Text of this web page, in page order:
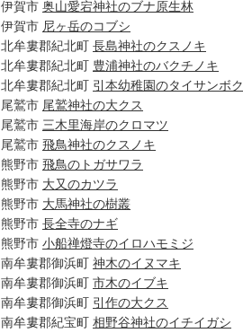
伊賀市 奥山愛宕神社のブナ原生林
伊賀市 尼ヶ岳のコブシ
北牟婁郡紀北町 長島神社のクスノキ
北牟婁郡紀北町 豊浦神社のバクチノキ
北牟婁郡紀北町 引本幼稚園のタイサンボク
尾鷲市 尾鷲神社の大クス
尾鷲市 三木里海岸のクロマツ
尾鷲市 飛鳥神社のクスノキ
熊野市 飛鳥のトガサワラ
熊野市 大又のカツラ
熊野市 大馬神社の樹叢
熊野市 長全寺のナギ
熊野市 小船禅燈寺のイロハモミジ
南牟婁郡御浜町 神木のイヌマキ
南牟婁郡御浜町 市木のイブキ
南牟婁郡御浜町 引作の大クス
南牟婁郡紀宝町 相野谷神社のイチイガシ